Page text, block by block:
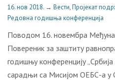
16. нов 2018. → Вести,Пројекат
Редовна годишња конференција
Поводом 16. новембра
Повереник за заштиту
годишњу конференцију
сарадњи са Мисијом ОЕБС-а у